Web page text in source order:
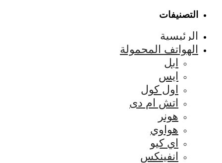
التصنيفات
الرئيسية
الهواتف المحمولة
ابل
ايس
اول كول
اتش ام دى
هونر
هواوي
اي كيو
انفينكس